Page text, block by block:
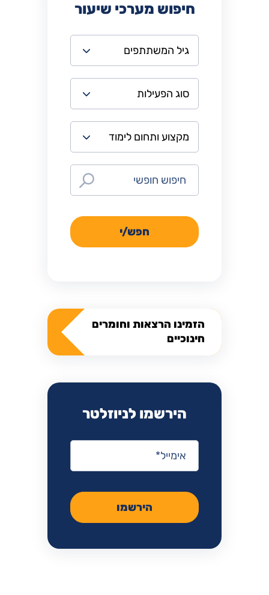
חיפוש מערכי שיעור
חפש/י
הזמינו הרצאות וחומרים
חינוכיים
הירשמו לניוזלטר
אימייל
הירשמו